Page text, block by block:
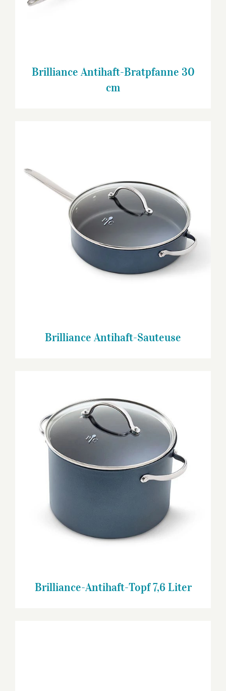
Brilliance Antihaft-Bratpfanne 30
cm
Brilliance Antihaft-Sauteuse
Brilliance Antihaft-Sauteuse
Brilliance-Antihaft-Topf 7,6 Liter
Brilliance-Antihaft-Topf 7,6 Liter